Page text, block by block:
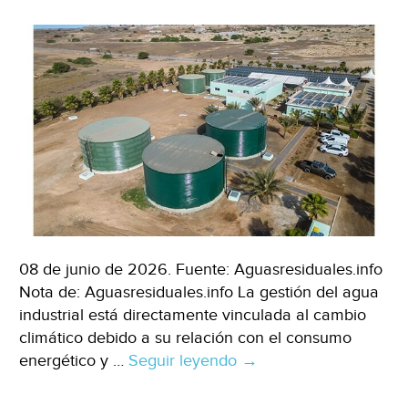
08 de junio de 2026. Fuente: Aguasresiduales.info
Nota de: Aguasresiduales.info La gestión del agua
industrial está directamente vinculada al cambio
climático debido a su relación con el consumo
energético y … Seguir leyendo Internacional-
→